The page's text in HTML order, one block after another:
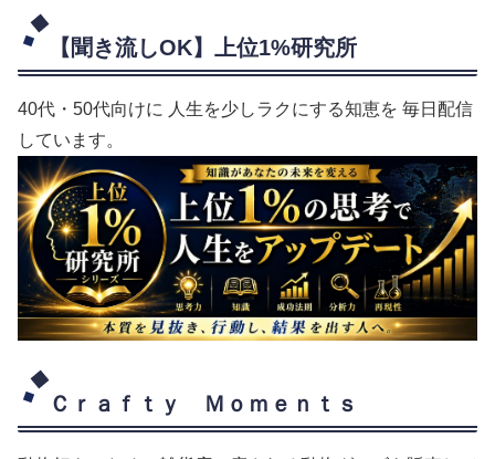
【聞き流しOK】上位1%研究所
40代・50代向けに 人生を少しラクにする知恵を 毎日配信
しています。
Ｃｒａｆｔｙ Ｍｏｍｅｎｔｓ